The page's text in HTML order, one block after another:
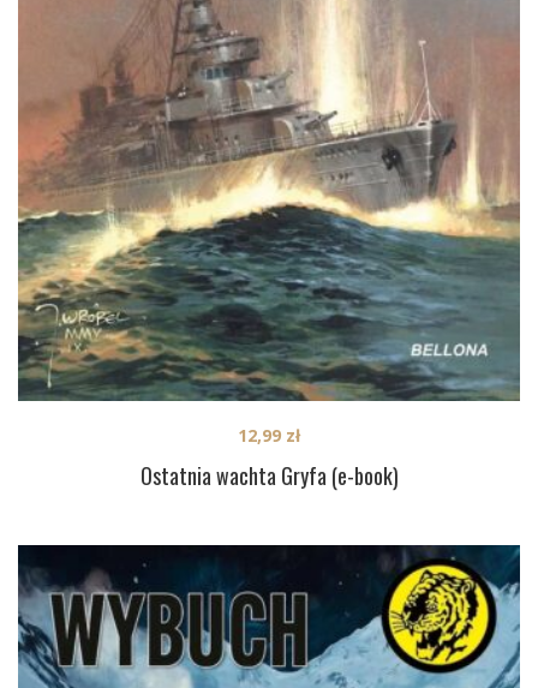
Ostatnia wachta Gryfa (e-book)
12,99 zł